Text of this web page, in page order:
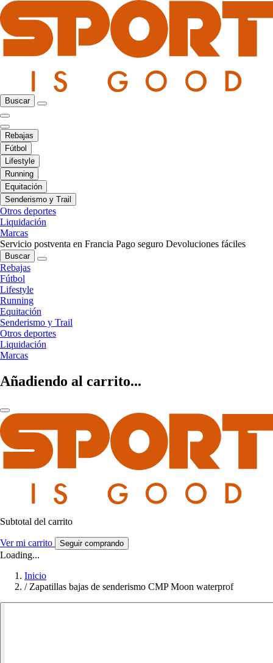
Buscar
Rebajas
Fútbol
Lifestyle
Running
Equitación
Senderismo y Trail
Otros deportes
Liquidación
Marcas
Servicio postventa en Francia Pago seguro Devoluciones fáciles
Buscar
Rebajas
Fútbol
Lifestyle
Running
Equitación
Senderismo y Trail
Otros deportes
Liquidación
Marcas
Añadiendo al carrito...
Subtotal del carrito
Ver mi carrito Seguir comprando
Loading...
Inicio
/ Zapatillas bajas de senderismo CMP Moon waterprof